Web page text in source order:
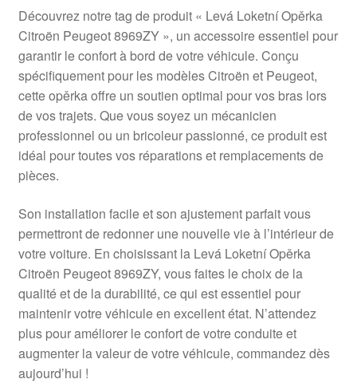
Livraison internationale
Mon compte
Paiements
Panier
Plainte
Politique de confidentialité
Procédure de Réclamation
Termes et conditions
Découvrez notre tag de produit « Levá Loketní Opěrka
Citroën Peugeot 8969ZY », un accessoire essentiel pour
garantir le confort à bord de votre véhicule. Conçu
spécifiquement pour les modèles Citroën et Peugeot,
cette opěrka offre un soutien optimal pour vos bras lors
de vos trajets. Que vous soyez un mécanicien
professionnel ou un bricoleur passionné, ce produit est
idéal pour toutes vos réparations et remplacements de
pièces.
Son installation facile et son ajustement parfait vous
permettront de redonner une nouvelle vie à l’intérieur de
votre voiture. En choisissant la Levá Loketní Opěrka
Citroën Peugeot 8969ZY, vous faites le choix de la
qualité et de la durabilité, ce qui est essentiel pour
maintenir votre véhicule en excellent état. N’attendez
plus pour améliorer le confort de votre conduite et
augmenter la valeur de votre véhicule, commandez dès
aujourd’hui !